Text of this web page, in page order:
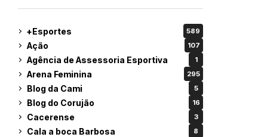
+Esportes 589
Ação 107
Agência de Assessoria Esportiva 1
Arena Feminina 295
Blog da Cami 5
Blog do Corujão 16
Cacerense 3
Cala a boca Barbosa 8